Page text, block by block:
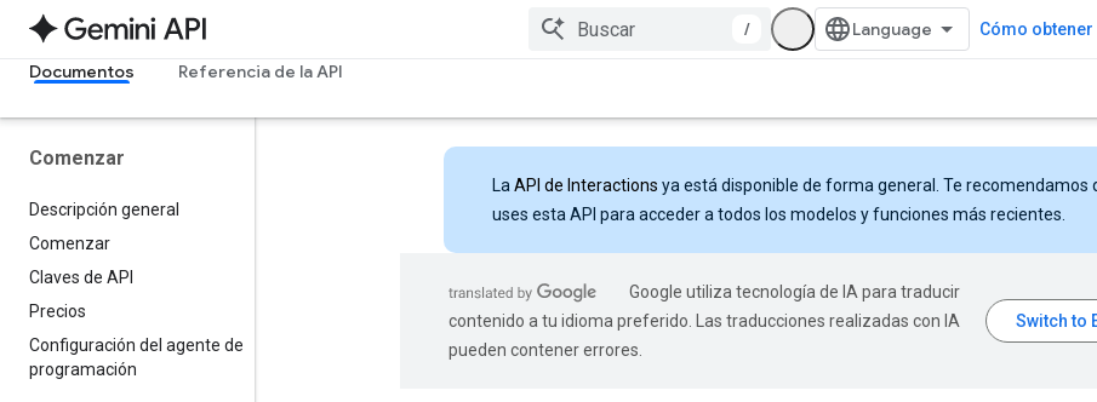
/ Cómo obtener
Documentos Referencia de la API
Comenzar
Descripción general
Comenzar
Claves de API
Precios
Configuración del agente de
programación
La API de Interactions ya está disponible de forma general. Te recomendamos
uses esta API para acceder a todos los modelos y funciones más recientes.
Google utiliza tecnología de IA para traducir
contenido a tu idioma preferido. Las traducciones realizadas con IA
pueden contener errores.